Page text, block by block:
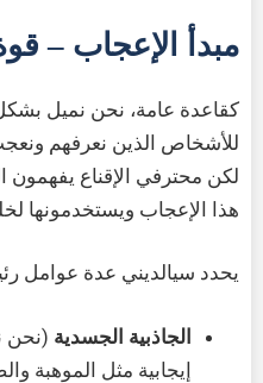
مبدأ الإعجاب –
كقاعدة عامة، نحن نميل
للأشخاص الذين نعرفهم
لكن محترفي الإقناع يفهمون
هذا الإعجاب ويستخدمونها
يحدد سيالديني عدة عوامل
الجاذبية الجسدية (نحن
إيجابية مثل الموهبة